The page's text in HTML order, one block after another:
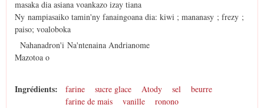
masaka dia asiana voankazo izay tiana
Ny nampiasaiko tamin'ny fanaingoana dia: kiwi ; mananasy ; frezy ;
paiso; voaloboka
Nahanadron'i Na'ntenaina Andrianome
Mazotoa o
Ingrédients: farine sucre glace Atody sel
beurre
farine de mais
vanille ronono